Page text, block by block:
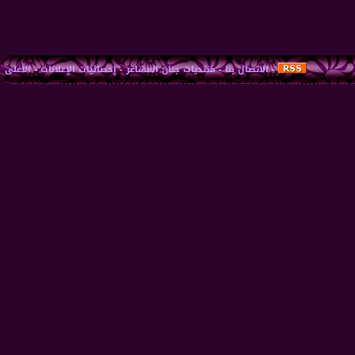
-الاتصال بنا-منتديات جنان المشاعر-إحصائيات الإعلانات-الأعلى